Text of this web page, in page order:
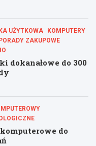
UŻYTKOWA
KOMPUTERY
ZAKUPOWE
dokanałowe do 300
do